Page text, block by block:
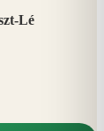
Lé